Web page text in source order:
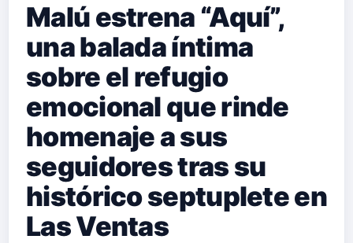
Malú estrena “Aquí”,
una balada íntima
sobre el refugio
emocional que rinde
homenaje a sus
seguidores tras su
histórico septuplete en
Las Ventas